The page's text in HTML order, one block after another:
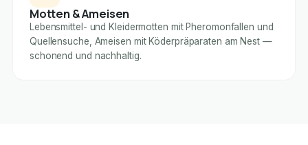
Motten & Ameisen
Lebensmittel- und Kleidermotten mit Pheromonfallen und
Quellensuche, Ameisen mit Köderpräparaten am Nest —
schonend und nachhaltig.